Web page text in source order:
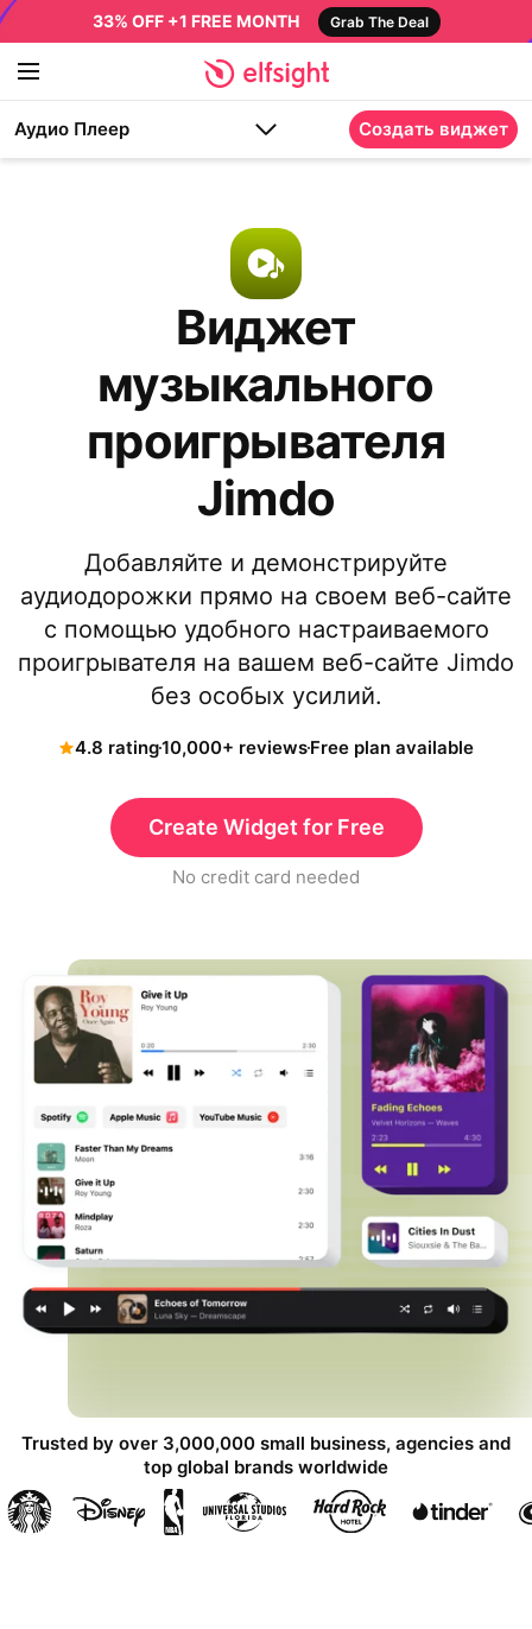
33% OFF +1 FREE MONTH Grab The Deal
Аудио Плеер Создать виджет
Виджет
музыкального
проигрывателя
Jimdo
Добавляйте и демонстрируйте
аудиодорожки прямо на своем веб-сайте
с помощью удобного настраиваемого
проигрывателя на вашем веб-сайте Jimdo
без особых усилий.
4.8 rating10,000+ reviewsFree plan available
Create Widget for Free
No credit card needed
Trusted by over 3,000,000 small business, agencies and
top global brands worldwide